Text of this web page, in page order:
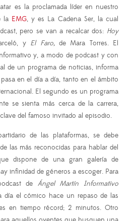
es la proclamada líder en nuestro
la EMG, y es La Cadena Ser, la cual
pero se van a recalcar dos: Hoy
y El Faro,de Mara Torres. El
y, a modo de podcast y con
de un programa de noticias, informa
en el día a día, tanto en el ámbito
El segundo es un programa
se sienta más cerca de la carrera,
del famoso invitado al episodio.
de las plataformas, se debe
las más reconocidas para hablar del
dispone de una gran galería de
infinidad de géneros a escoger. Para
de Ángel Martín Informativo
día el cómico hace un repaso de las
en tiempo récord; 2 minutos. Otro